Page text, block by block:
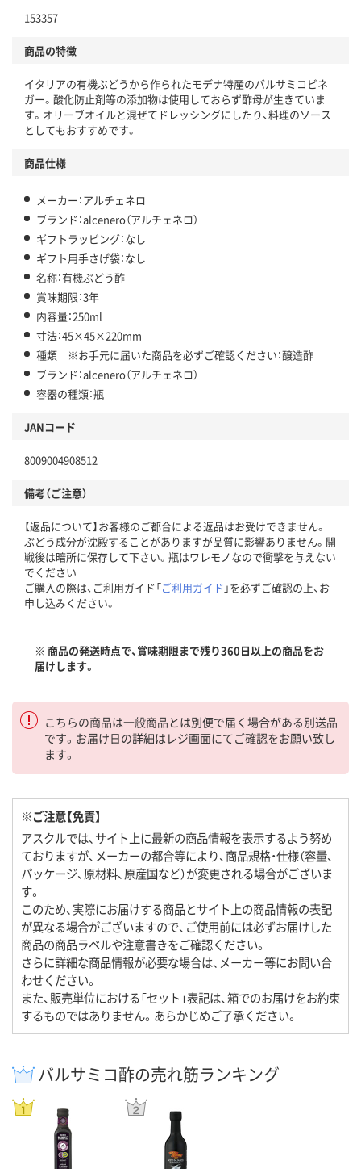
153357
商品の特徴
イタリアの有機ぶどうから作られたモデナ特産のバルサミコビネ
ガー。酸化防止剤等の添加物は使用しておらず酢母が生きていま
す。オリーブオイルと混ぜてドレッシングにしたり、料理のソース
としてもおすすめです。
商品仕様
メーカー：アルチェネロ
ブランド：alcenero（アルチェネロ）
ギフトラッピング：なし
ギフト用手さげ袋：なし
名称：有機ぶどう酢
賞味期限：3年
内容量：250ml
寸法：45×45×220mm
種類 ※お手元に届いた商品を必ずご確認ください：醸造酢
ブランド：alcenero（アルチェネロ）
容器の種類：瓶
JANコード
8009004908512
備考（ご注意）
【返品について】お客様のご都合による返品はお受けできません。
ぶどう成分が沈殿することがありますが品質に影響ありません。開
戦後は暗所に保存して下さい。瓶はワレモノなので衝撃を与えない
でください
ご購入の際は、ご利用ガイド「ご利用ガイド 」を必ずご確認の上、お
申し込みください。
※ 商品の発送時点で、賞味期限まで残り360日以上の商品をお
届けします。
こちらの商品は一般商品とは別便で届く場合がある別送品
です。お届け日の詳細はレジ画面にてご確認をお願い致し
ます。
※ご注意【免責】
アスクルでは、サイト上に最新の商品情報を表示するよう努め
ておりますが、メーカーの都合等により、商品規格・仕様（容量、
パッケージ、原材料、原産国など）が変更される場合がございま
す。
このため、実際にお届けする商品とサイト上の商品情報の表記
が異なる場合がございますので、ご使用前には必ずお届けした
商品の商品ラベルや注意書きをご確認ください。
さらに詳細な商品情報が必要な場合は、メーカー等にお問い合
わせください。
また、販売単位における「セット」表記は、箱でのお届けをお約束
するものではありません。あらかじめご了承ください。
バルサミコ酢の売れ筋ランキング